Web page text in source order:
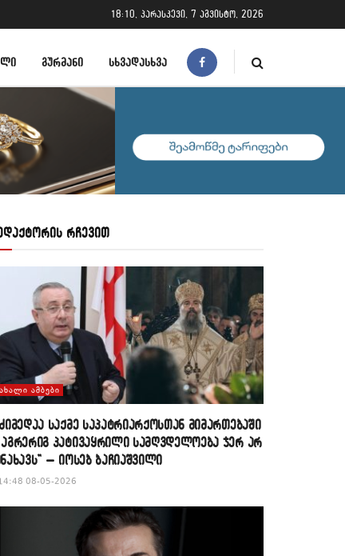
18:10, პარასკევი, 7 აგვისტო, 2026
ᲒᲣᲠᲛᲐᲜᲘ ᲡᲮᲕᲐᲓᲐᲡᲮᲕᲐ
რჩევით
ᲐᲮᲐᲚᲘ ᲐᲛᲑᲔᲑᲘ
საქმე საპატრიარქოსთან მიმართებაში
პატივაყრილი სამღვდელოება ჯერ არ
– იოსებ ბაჩიაშვილი
08-05-2026